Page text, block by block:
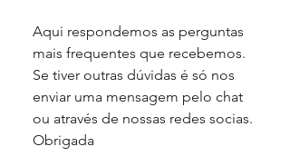
Aqui respondemos as perguntas
mais frequentes que recebemos.
Se tiver outras dúvidas é só nos
enviar uma mensagem pelo chat
ou através de nossas redes socias.
Obrigada